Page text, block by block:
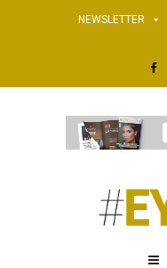
NEWSLETTER